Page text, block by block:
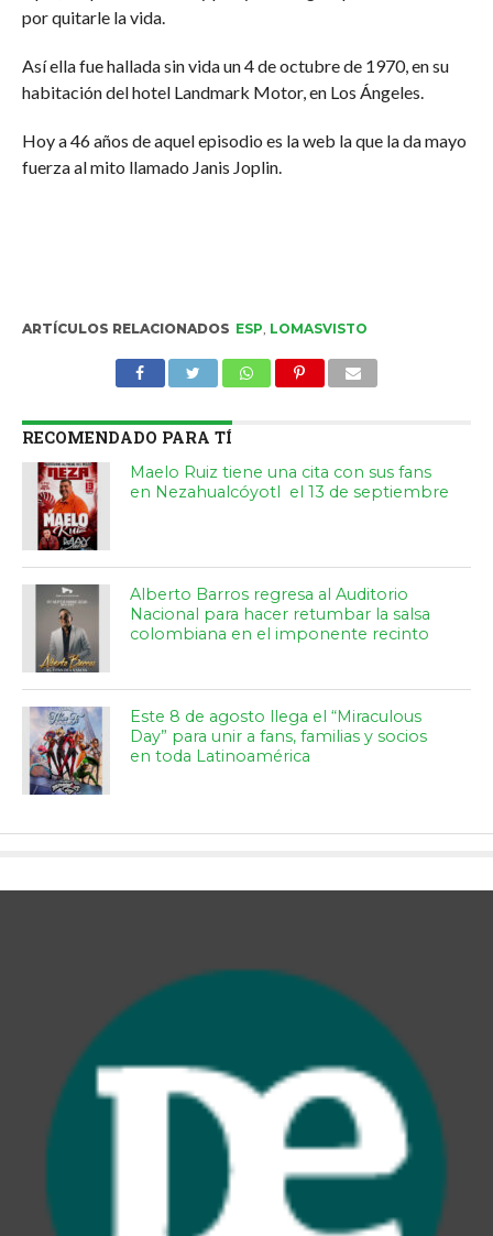
por quitarle la vida.
Así ella fue hallada sin vida un 4 de octubre de 1970, en su
habitación del hotel Landmark Motor, en Los Ángeles.
Hoy a 46 años de aquel episodio es la web la que la da mayo
fuerza al mito llamado Janis Joplin.
ARTÍCULOS RELACIONADOS ESP, LOMASVISTO
RECOMENDADO PARA TÍ
Maelo Ruiz tiene una cita con sus fans
en Nezahualcóyotl el 13 de septiembre
Alberto Barros regresa al Auditorio
Nacional para hacer retumbar la salsa
colombiana en el imponente recinto
Este 8 de agosto llega el “Miraculous
Day” para unir a fans, familias y socios
en toda Latinoamérica